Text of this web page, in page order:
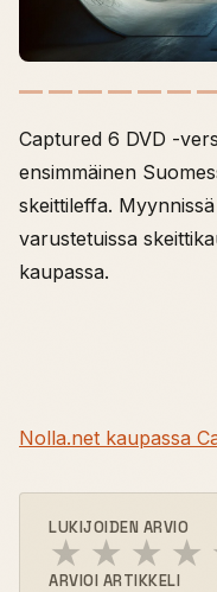
Captured 6 DVD -
ensimmäinen
skeittileffa.
varustetuissa
kaupassa.
Nolla.net kaupassa
LUKIJOIDEN ARVIO
★ ★ ★ ★
ARVIOI ARTIKKELI